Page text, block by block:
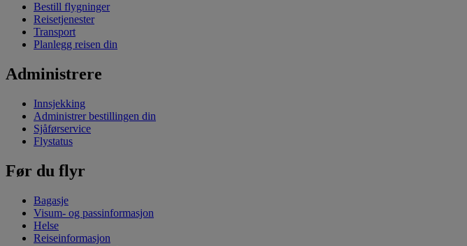
Bestill flygninger
Reisetjenester
Transport
Planlegg reisen din
Administrere
Innsjekking
Administrer bestillingen din
Sjåførservice
Flystatus
Før du flyr
Bagasje
Visum- og passinformasjon
Helse
Reiseinformasjon